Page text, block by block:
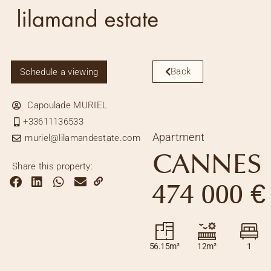
Schedule a viewing
Capoulade MURIEL
+33611136533
muriel@lilamandestate.com
Share this property:
Back
Apartment
CANNES
474 000 €
56.15m² 12m² 1